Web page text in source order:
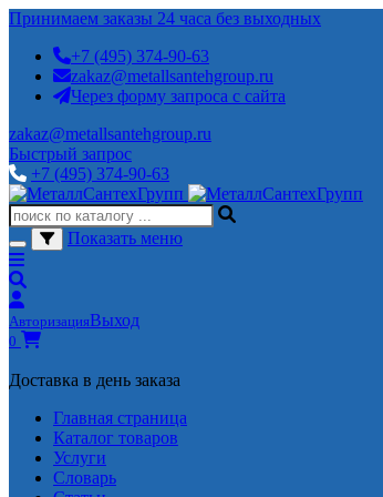
Принимаем заказы 24 часа без выходных
+7 (495) 374-90-63
zakaz@metallsantehgroup.ru
Через форму запроса с сайта
zakaz@metallsantehgroup.ru
Быстрый запрос
+7 (495) 374-90-63
Показать меню
АвторизацияВыход
0
Доставка в день заказа
Главная страница
Каталог товаров
Услуги
Словарь